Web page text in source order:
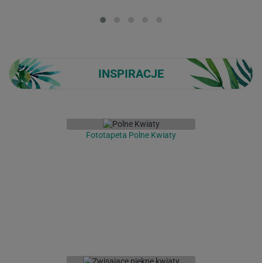
INSPIRACJE
Fototapeta Polne Kwiaty